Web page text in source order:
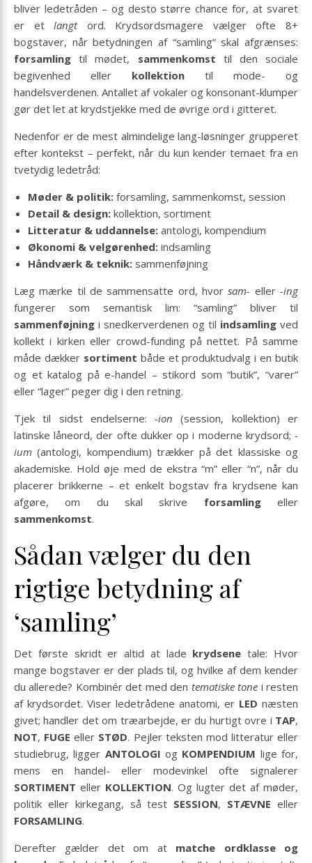
bliver ledetråden – og desto større chance for, at svaret
er etlangtord. Krydsordsmagere vælger ofte 8+
bogstaver, når betydningen af “samling” skal afgrænses:
forsamling til mødet, sammenkomst til den sociale
begivenhed eller kollektion til mode- og
handelsverdenen. Antallet af vokaler og konsonant-klumper
gør det let at krydstjekke med de øvrige ord i gitteret.
Nedenfor er de mest almindelige lang-løsninger grupperet
efter kontekst – perfekt, når du kun kender temaet fra en
tvetydig ledetråd:
Møder & politik: forsamling, sammenkomst, session
Detail & design: kollektion, sortiment
Litteratur & uddannelse: antologi, kompendium
Økonomi & velgørenhed: indsamling
Håndværk & teknik: sammenføjning
Læg mærke til de sammensatte ord, hvorsam- eller-ing
fungerer som semantisk lim: “samling” bliver til
sammenføjning i snedkerverdenen og til indsamling ved
kollekt i kirken eller crowd-funding på nettet. På samme
måde dækker sortiment både et produktudvalg i en butik
og et katalog på e-handel – stikord som “butik”, “varer”
eller “lager” peger dig i den retning.
Tjek til sidst endelserne:-ion (session, kollektion) er
latinske låneord, der ofte dukker op i moderne krydsord; -
ium (antologi, kompendium) trækker på det klassiske og
akademiske. Hold øje med de ekstra “m” eller “n”, når du
placerer brikkerne – et enkelt bogstav fra krydsene kan
afgøre, om du skal skrive forsamlingeller
sammenkomst.
Sådan vælger du den
rigtige betydning af
‘samling’
Det første skridt er altid at lade krydsene tale: Hvor
mange bogstaver er der plads til, og hvilke af dem kender
du allerede? Kombinér det med den tematiske tone i resten
af krydsordet. Viser ledetrådene anatomi, er LED næsten
givet; handler det om træarbejde, er du hurtigt ovre i TAP,
NOT, FUGE eller STØD. Pejler teksten mod litteratur eller
studiebrug, ligger ANTOLOGI og KOMPENDIUM lige for,
mens en handel- eller modevinkel ofte signalerer
SORTIMENT eller KOLLEKTION. Og lugter det af møder,
politik eller kirkegang, så test SESSION, STÆVNE eller
FORSAMLING.
Derefter gælder det om at matche ordklasse og